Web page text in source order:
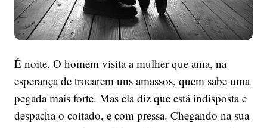
É noite. O homem visita a mulher que ama, na
esperança de trocarem uns amassos, quem sabe uma
pegada mais forte. Mas ela diz que está indisposta e
despacha o coitado, e com pressa. Chegando na sua